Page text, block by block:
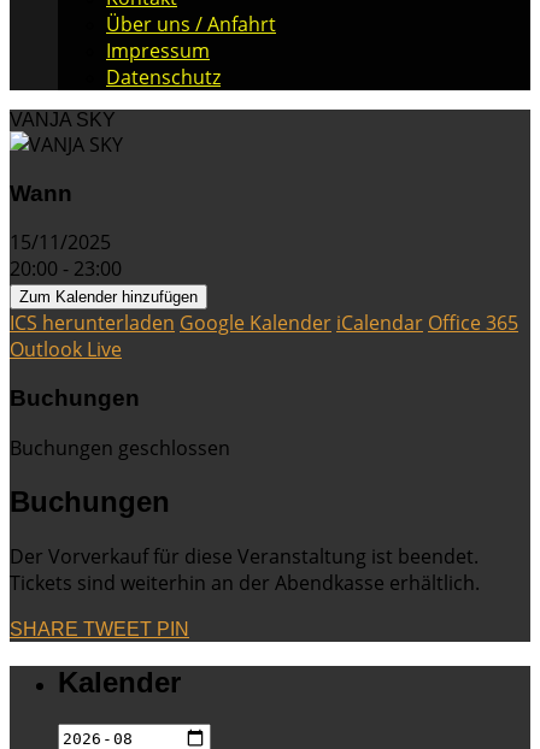
Über uns / Anfahrt
Impressum
Datenschutz
VANJA SKY
Wann
15/11/2025
20:00 - 23:00
Zum Kalender hinzufügen
ICS herunterladen Google Kalender iCalendar Office 365
Outlook Live
Buchungen
Buchungen geschlossen
Buchungen
Der Vorverkauf für diese Veranstaltung ist beendet.
Tickets sind weiterhin an der Abendkasse erhältlich.
SHARE TWEET PIN
Kalender